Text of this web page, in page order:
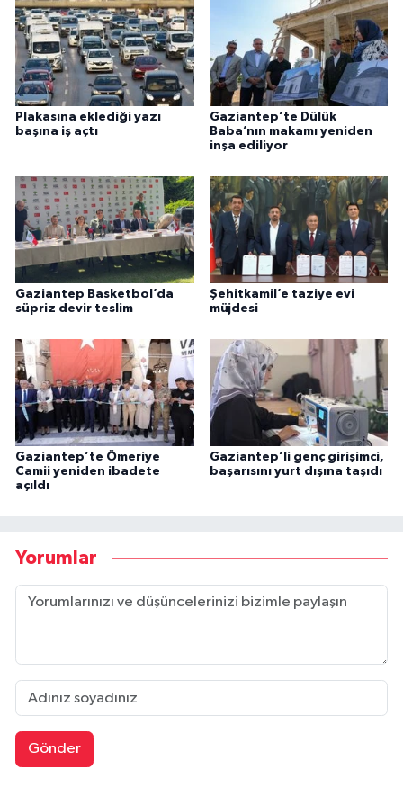
Plakasına eklediği yazı
başına iş açtı
Gaziantep’te Dülük
Baba’nın makamı yeniden
inşa ediliyor
Gaziantep Basketbol’da
süpriz devir teslim
Şehitkamil’e taziye evi
müjdesi
Gaziantep’te Ömeriye
Camii yeniden ibadete
açıldı
Gaziantep’li genç girişimci,
başarısını yurt dışına taşıdı
Yorumlar
Gönder